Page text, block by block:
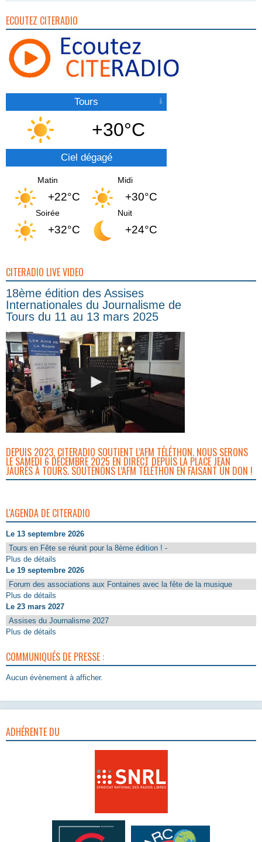
ECOUTEZ CITERADIO
Tours
+30°C
Ciel dégagé
Matin
+22°C
Midi
+30°C
Soirée
+32°C
Nuit
+24°C
CITERADIO LIVE VIDEO
18ème édition des Assises
Internationales du Journalisme de
Tours du 11 au 13 mars 2025
DEPUIS 2023, CITERADIO SOUTIENT L’AFM TÉLÉTHON. NOUS SERONS
LE SAMEDI 6 DÉCEMBRE 2025 EN DIRECT DEPUIS LA PLACE JEAN
JAURÈS À TOURS. SOUTENONS L’AFM TÉLÉTHON EN FAISANT UN DON !
L'AGENDA DE CITERADIO
Le 13 septembre 2026
Tours en Fête se réunit pour la 8ème édition ! -
Plus de détails
Le 19 septembre 2026
Forum des associations aux Fontaines avec la fête de la musique
Plus de détails
Le 23 mars 2027
Assises du Journalisme 2027
Plus de détails
COMMUNIQUÉS DE PRESSE :
Aucun évènement à afficher.
ADHÉRENTE DU